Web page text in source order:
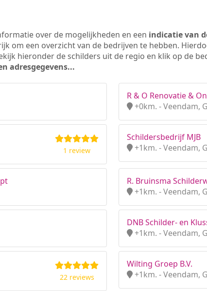
over de mogelijkheden en een indicatie van
om een overzicht van de bedrijven te hebben.
hieronder de schilders uit de regio en klik op de
adresgegevens...
R & O Renovatie &
+0km. - Veendam,
1 review
Schildersbedrijf MJB
+1km. - Veendam,
R. Bruinsma
+1km. - Veendam,
DNB Schilder- en
+1km. - Veendam,
22 reviews
Wilting Groep B.V.
+1km. - Veendam,